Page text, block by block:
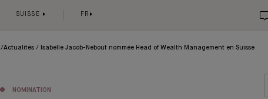
SUISSE FR
Actualités Isabelle Jacob-Nebout nommée Head of Wealth Management en Suisse
NOMINATION